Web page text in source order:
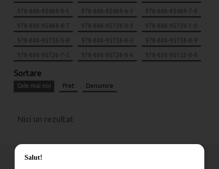
978-606-95469-0-1 978-606-95469-6-3 978-606-95469-7-0
978-606-95469-8-7 978-606-95726-0-3 978-606-95726-1-0
978-606-95726-5-8 978-606-95726-6-5 978-606-95726-8-9
978-606-95726-7-2 978-606-95726-9-6 978-630-95153-0-8
Sortare
Cele mai noi Pret Denumire
Nici un rezultat
Salut!